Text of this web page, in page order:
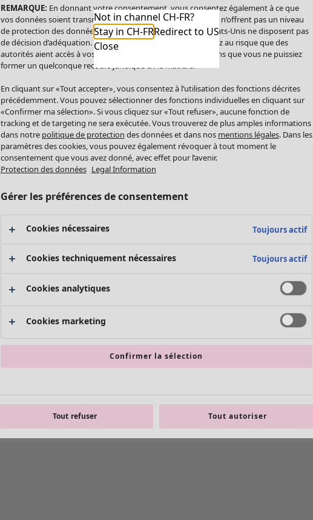
Not in channel CH-FR?
Stay in CH-FRRedirect to US
Close
REMARQUE: En donnant votre consentement, vous consentez également à ce que
vos données soient transmises aux États-Unis. Les États-Unis n’offrent pas un niveau
de protection des données comparable à celui de l’UE. Les États-Unis ne disposent pas
de décision d’adéquation. Par conséquent, vous vous exposez au risque que des
autorités aient accès à vos données à caractère personnel sans que vous ne puissiez
former un quelconque recours juridique en la matière.
En cliquant sur «Tout accepter», vous consentez à l’utilisation des fonctions décrites
précédemment. Vous pouvez sélectionner des fonctions individuelles en cliquant sur
«Confirmer ma sélection». Si vous cliquez sur «Tout refuser», aucune fonction de
tracking et de targeting ne sera exécutée. Vous trouverez de plus amples informations
dans notre politique de protection des données et dans nos mentions légales. Dans les
paramètres des cookies, vous pouvez également révoquer à tout moment le
consentement que vous avez donné, avec effet pour l’avenir.
Protection des données Legal Information
Gérer les préférences de consentement
Cookies nécessaires Toujours actif
Cookies techniquement nécessaires Toujours actif
Cookies analytiques
Cookies marketing
Confirmer la sélection
Tout refuser Tout autoriser